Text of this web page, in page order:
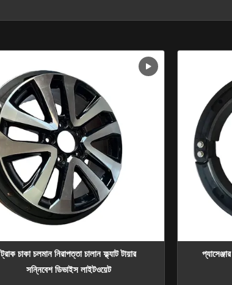
ট্রাক চাকা চলমান নিরাপত্তা চালান ফ্ল্যাট টায়ার
সন্নিবেশ ডিভাইস লাইটওয়েট